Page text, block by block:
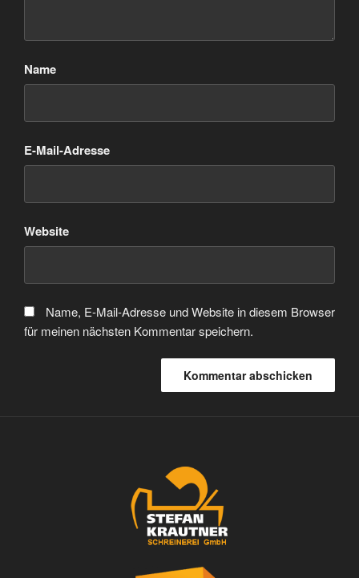
Name
E-Mail-Adresse
Website
Name, E-Mail-Adresse und Website in diesem Browser
für meinen nächsten Kommentar speichern.